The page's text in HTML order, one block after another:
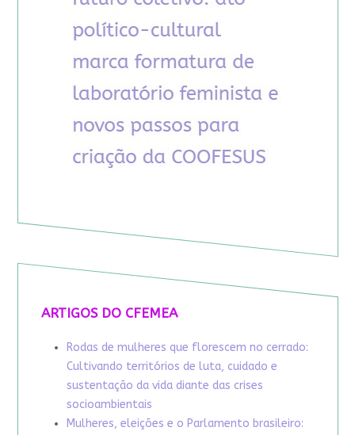
ARTIGOS DO CFEMEA
Rodas de mulheres que florescem no cerrado:
Cultivando territórios de luta, cuidado e
sustentação da vida diante das crises
socioambientais
Mulheres, eleições e o Parlamento brasileiro: